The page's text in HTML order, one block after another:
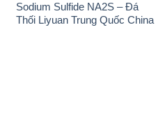
Sodium Sulfide NA2S – Đá
Thối Liyuan Trung Quốc China